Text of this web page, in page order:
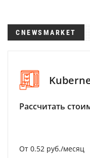
CNEWSMARKET
Рассчитать
От 0.52 руб./месяц